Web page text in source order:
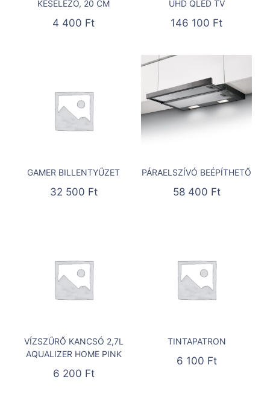
KÉSÉLEZŐ, 20 CM
4 400 Ft
UHD QLED TV
146 100 Ft
GAMER BILLENTYŰZET
32 500 Ft
PÁRAELSZÍVÓ BEÉPÍTHETŐ
58 400 Ft
VÍZSZŰRŐ KANCSÓ 2,7L
AQUALIZER HOME PINK
6 200 Ft
TINTAPATRON
6 100 Ft